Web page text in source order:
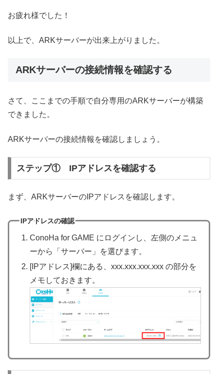
お疲れ様でした！
以上で、ARKサーバーが出来上がりました。
ARKサーバーの接続情報を確認する
さて、ここまでの手順で自分専用のARKサーバーが構築
できました。
ARKサーバーの接続情報を確認しましょう。
ステップ① IPアドレスを確認する
まず、ARKサーバーのIPアドレスを確認します。
IPアドレスの確認
ConoHa for GAME にログインし、左側のメニュ
ーから「サーバー」を選びます。
[IPアドレス]欄にある、xxx.xxx.xxx.xxx の部分を
メモしておきます。